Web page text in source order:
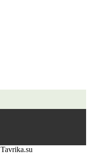
Tavrika.su